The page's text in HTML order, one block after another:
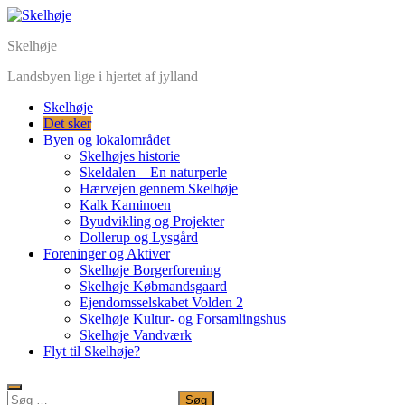
Skip
content
Skelhøje
Landsbyen lige i hjertet af jylland
Skelhøje
Det sker
Byen og lokalområdet
Skelhøjes historie
Skeldalen – En naturperle
Hærvejen gennem Skelhøje
Kalk Kaminoen
Byudvikling og Projekter
Dollerup og Lysgård
Foreninger og Aktiver
Skelhøje Borgerforening
Skelhøje Købmandsgaard
Ejendomsselskabet Volden 2
Skelhøje Kultur- og Forsamlingshus
Skelhøje Vandværk
Flyt til Skelhøje?
Søg